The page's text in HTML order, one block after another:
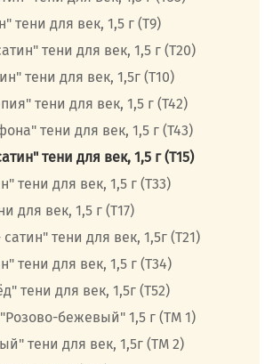
тени для век, 1,5 г (Т9)
тени для век, 1,5 г (Т20)
тени для век, 1,5г (Т10)
тени для век, 1,5 г (Т42)
тени для век, 1,5 г (Т43)
тени для век, 1,5 г (Т15)
тени для век, 1,5 г (Т33)
для век, 1,5 г (Т17)
тени для век, 1,5г (Т21)
тени для век, 1,5 г (Т34)
тени для век, 1,5г (Т52)
бежевый" 1,5 г (ТМ 1)
тени для век, 1,5г (ТМ 2)